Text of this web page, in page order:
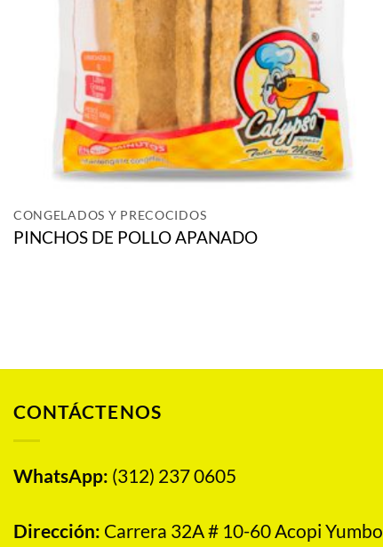
CONGELADOS Y PRECOCIDOS
PINCHOS DE POLLO APANADO
CONTÁCTENOS
WhatsApp: (312) 237 0605
Dirección: Carrera 32A # 10-60 Acopi Yumbo